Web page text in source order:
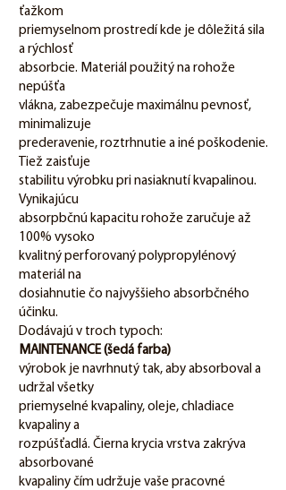
ťažkom
priemyselnom prostredí kde je dôležitá sila
a rýchlosť
absorbcie. Materiál použitý na rohože
nepúšťa
vlákna, zabezpečuje maximálnu pevnosť,
minimalizuje
prederavenie, roztrhnutie a iné poškodenie.
Tiež zaisťuje
stabilitu výrobku pri nasiaknutí kvapalinou.
Vynikajúcu
absorpbčnú kapacitu rohože zaručuje až
100% vysoko
kvalitný perforovaný polypropylénový
materiál na
dosiahnutie čo najvyššieho absorbčného
účinku.
Dodávajú v troch typoch:
MAINTENANCE (šedá farba)
výrobok je navrhnutý tak, aby absorboval a
udržal všetky
priemyselné kvapaliny, oleje, chladiace
kvapaliny a
rozpúšťadlá. Čierna krycia vrstva zakrýva
absorbované
kvapaliny čím udržuje vaše pracovné